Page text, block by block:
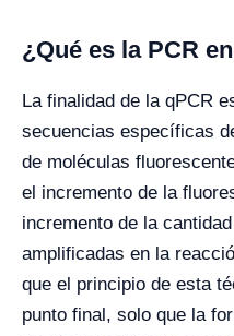
¿Qué es la PCR
La finalidad de la qPCR
secuencias específicas
de moléculas
el incremento de la
incremento de la
amplificadas en la
que el principio de esta
punto final, solo que la